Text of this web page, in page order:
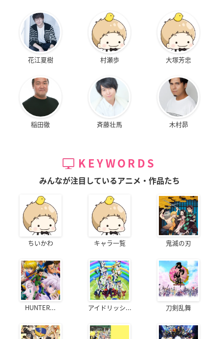
花江夏樹 村瀬歩 大塚芳忠
稲田徹 斉藤壮馬 木村昴
KEYWORDS
みんなが注目しているアニメ・作品たち
ちいかわ キャラ一覧 鬼滅の刃
HUNTER... アイドリッシ... 刀剣乱舞